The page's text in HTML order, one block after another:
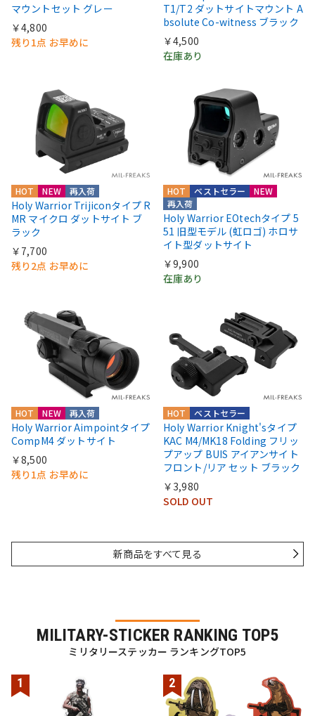
マウントセット グレー
￥4,800
残り1点 お早めに
T1/T2 ダットサイトマウント A
bsolute Co-witness ブラック
￥4,500
在庫あり
HOT NEW 再入荷
Holy Warrior Trijiconタイプ R
MR マイクロ ダットサイト ブ
ラック
￥7,700
残り2点 お早めに
HOT
NEW
再入荷
ベストセラー
Holy Warrior EOtechタイプ 5
51 旧型モデル (虹ロゴ) ホロサ
イト型ダットサイト
￥9,900
在庫あり
HOT NEW 再入荷
Holy Warrior Aimpointタイプ
CompM4 ダットサイト
￥8,500
残り1点 お早めに
HOT ベストセラー
Holy Warrior Knight'sタイプ
KAC M4/MK18 Folding フリッ
プアップ BUIS アイアンサイト
フロント/リア セット ブラック
￥3,980
SOLD OUT
新商品をすべて見る
MILITARY-STICKER RANKING TOP5
ミリタリーステッカー ランキングTOP5